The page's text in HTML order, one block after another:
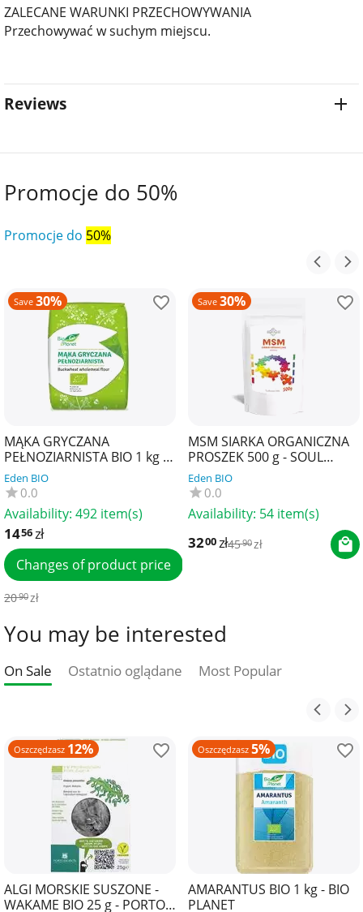
ZALECANE WARUNKI PRZECHOWYWANIA
Przechowywać w suchym miejscu.
Reviews
Promocje do 50%
Promocje do 50%
Save 30%
MĄKA GRYCZANA
PEŁNOZIARNISTA BIO 1 kg -
BIO PLANET
Eden BIO
0.0
Availability: 492 item(s)
1456zł
Changes of product price
2090zł
Save 30%
MSM SIARKA ORGANICZNA
PROSZEK 500 g - SOUL
FARM
Eden BIO
0.0
Availability: 54 item(s)
3200zł4590zł
You may be interested
On Sale Ostatnio oglądane Most Popular
Oszczędzasz 12%
ALGI MORSKIE SUSZONE -
WAKAME BIO 25 g - PORTO
Oszczędzasz 5%
AMARANTUS BIO 1 kg - BIO
PLANET